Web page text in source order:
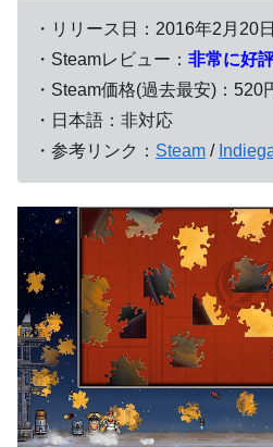
・リリース日：2016年2月20日
・Steamレビュー： 非常に好
・Steam価格(過去最安)：520
・日本語：非対応
・参考リンク： Steam /